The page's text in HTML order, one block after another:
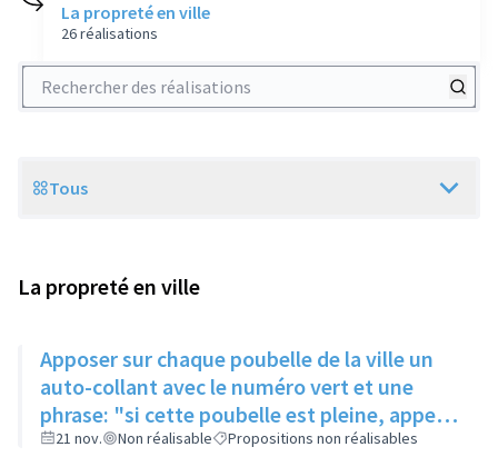
La propreté en ville
26 réalisations
Rechercher des réalisations
Scope
Tous
La propreté en ville
Apposer sur chaque poubelle de la ville un
auto-collant avec le numéro vert et une
phrase: "si cette poubelle est pleine, appeler
le...." permettant à chaque habitant de
21 nov. Non réalisable Propositions non réalisables